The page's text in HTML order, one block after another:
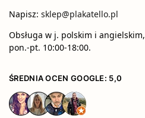
Napisz: sklep@plakatello.pl
Obsługa w j. polskim i angielskim,
pon.-pt. 10:00-18:00.
ŚREDNIA OCEN GOOGLE: 5,0